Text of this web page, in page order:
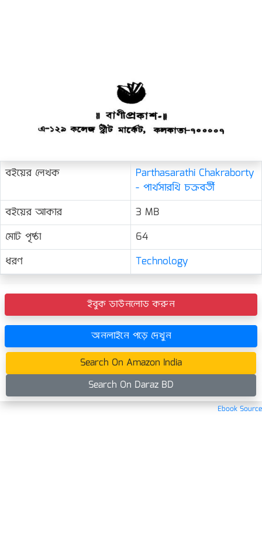
বইয়ের লেখক
Parthasarathi Chakraborty
- পার্থসারথি চক্রবর্তী
বইয়ের আকার
3 MB
মোট পৃষ্ঠা
64
ধরণ
Technology
ইবুক ডাউনলোড করুন
অনলাইনে পড়ে দেখুন
Search On Amazon India
Search On Daraz BD
Ebook Source